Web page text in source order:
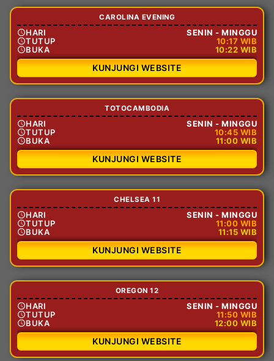
CAROLINA EVENING
HARI
SENIN - MINGGU
TUTUP
10:17 WIB
BUKA
10:22 WIB
KUNJUNGI WEBSITE
TOTOCAMBODIA
HARI
SENIN - MINGGU
TUTUP
10:45 WIB
BUKA
11:00 WIB
KUNJUNGI WEBSITE
CHELSEA 11
HARI
SENIN - MINGGU
TUTUP
11:00 WIB
BUKA
11:15 WIB
KUNJUNGI WEBSITE
OREGON 12
HARI
SENIN - MINGGU
TUTUP
11:50 WIB
BUKA
12:00 WIB
KUNJUNGI WEBSITE